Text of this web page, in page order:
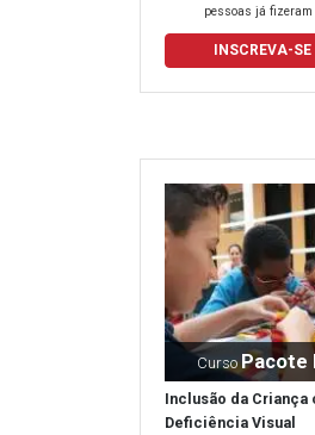
pessoas já fizeram
INSCREVA-SE
CursoPacote
Inclusão da Criança
Deficiência Visual